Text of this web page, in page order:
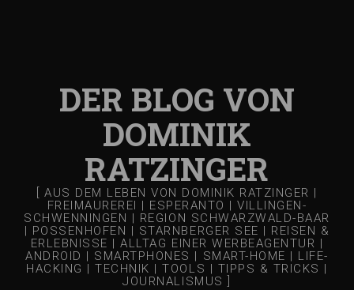
DER BLOG VON
DOMINIK
RATZINGER
[ AUS DEM LEBEN VON DOMINIK RATZINGER |
FREIMAUREREI | ESPERANTO | VILLINGEN-
SCHWENNINGEN | REGION SCHWARZWALD-BAAR
| POSSENHOFEN | STARNBERGER SEE | REISEN &
ERLEBNISSE | ALLTAG EINER WERBEAGENTUR |
ANDROID | SMARTPHONES | SMART-HOME | LIFE-
HACKING | TECHNIK | TOOLS | TIPPS & TRICKS |
JOURNALISMUS ]